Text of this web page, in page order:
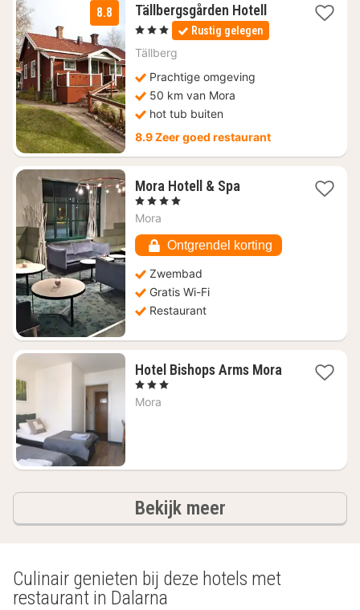
8.8 Tällbergsgården Hotell 1
nacht
vanaf
, 3 Sterren Rustig gelegen
Tällberg
Prachtige omgeving
50 km van Mora
hot tub buiten
8.9 Zeer goed restaurant
Mora Hotell & Spa1
115,02
, 4 Sterren
Mora
Ontgrendel korting
Zwembad
Gratis Wi-Fi
Restaurant
Hotel Bishops Arms Mora1
, 3 Sterren
Mora
Bekijk meerhotels
Culinair genieten bij deze hotels met
restaurant in Dalarna